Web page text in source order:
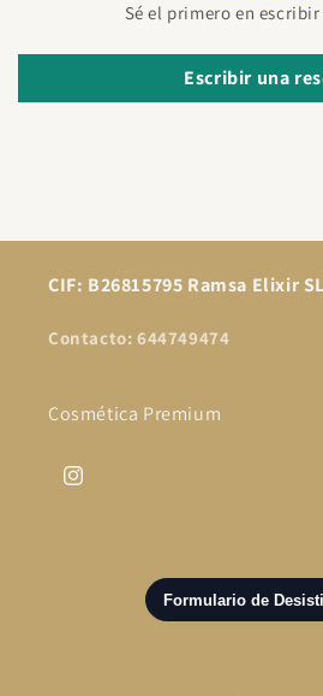
Sé el primero en
Escribir una
CIF: B26815795 Ramsa Elixir
Contacto: 644749474
Cosmética Premium
Instagram